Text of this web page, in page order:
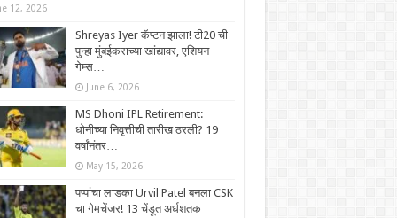
12, 2026
Shreyas Iyer कॅप्टन झाला! टी20 ची
पुन्हा मुंबईकराच्या खांद्यावर, एशियन
गेम्स…
June 6, 2026
MS Dhoni IPL Retirement:
धोनीच्या निवृत्तीची तारीख ठरली? 19
वर्षांनंतर…
May 15, 2026
पप्पांचा लाडका Urvil Patel बनला CSK
चा गेमचेंजर! 13 चेंडूत अर्धशतक